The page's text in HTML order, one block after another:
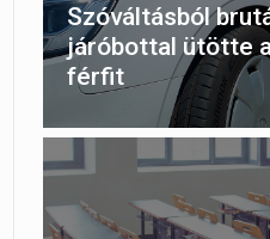
Szóváltásból
járóbottal ütötte
férfit